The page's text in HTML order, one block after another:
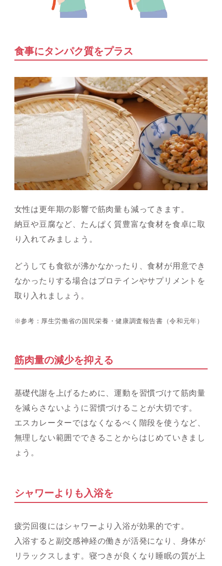
食事にタンパク質をプラス
女性は更年期の影響で筋肉量も減ってきます。
納豆や豆腐など、たんぱく質豊富な食材を食卓に取
り入れてみましょう。
どうしても食欲が沸かなかったり、食材が用意でき
なかったりする場合はプロテインやサプリメントを
取り入れましょう。
※参考： 厚生労働省の国民栄養・健康調査報告書（令和元年）
筋肉量の減少を抑える
基礎代謝を上げるために、運動を習慣づけて筋肉量
を減らさないように習慣づけることが大切です。
エスカレーターではなくなるべく階段を使うなど、
無理しない範囲でできることからはじめていきまし
ょう。
シャワーよりも入浴を
疲労回復にはシャワーより入浴が効果的です。
入浴すると副交感神経の働きが活発になり、身体が
リラックスします。寝つきが良くなり睡眠の質が上